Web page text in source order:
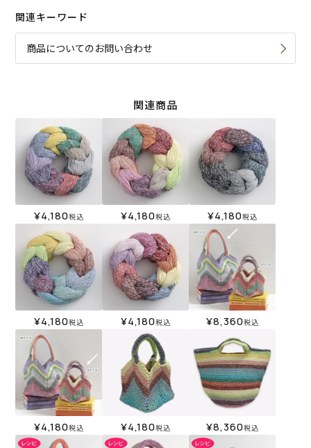
関連キーワード
商品についてのお問い合わせ
関連商品
¥4,180税込 ¥4,180税込 ¥4,180税込
¥4,180税込 ¥4,180税込 ¥8,360税込
¥4,180税込 ¥4,180税込 ¥8,360税込